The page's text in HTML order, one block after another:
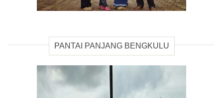
PANTAI PANJANG BENGKULU